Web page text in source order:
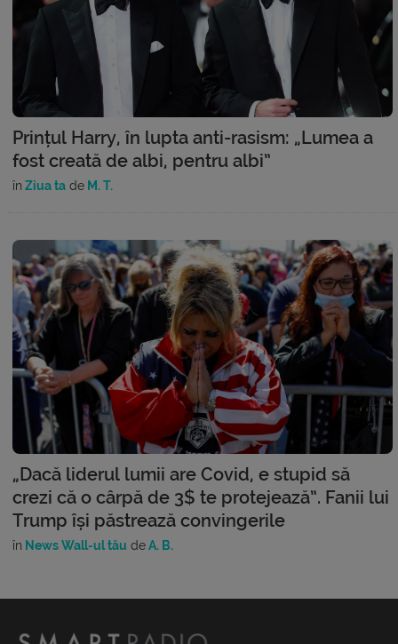
Prințul Harry, în lupta anti-rasism: „Lumea a
fost creată de albi, pentru albi”
în Ziua ta de M. T.
„Dacă liderul lumii are Covid, e stupid să
crezi că o cârpă de 3$ te protejează”. Fanii lui
Trump își păstrează convingerile
în News Wall-ul tău deA. B.